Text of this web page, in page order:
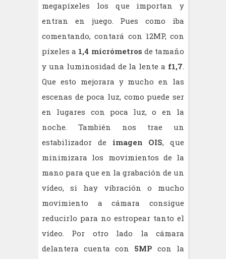
megapíxeles los que importan y
entran en juego. Pues como iba
comentando, contará con 12MP, con
píxeles a 1,4 micrómetros de tamaño
y una luminosidad de la lente a f1,7.
Que esto mejorara y mucho en las
escenas de poca luz, como puede ser
en lugares con poca luz, o en la
noche. También nos trae un
estabilizador de imagen OIS, que
minimizara los movimientos de la
mano para que en la grabación de un
vídeo, si hay vibración o mucho
movimiento a cámara consigue
reducirlo para no estropear tanto el
vídeo. Por otro lado la cámara
delantera cuenta con 5MP con la